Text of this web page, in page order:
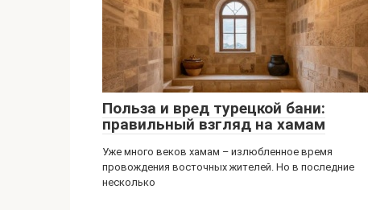
Польза и вред турецкой бани:
правильный взгляд на хамам
Уже много веков хамам – излюбленное время
провождения восточных жителей. Но в последние
несколько